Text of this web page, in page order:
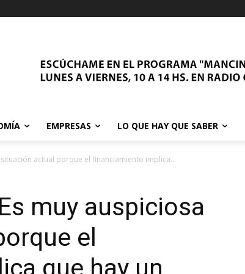
EMPRESAS LO QUE HAY QUE SABER
actual porque el financiamiento implica...
muy auspiciosa
el
que hay un